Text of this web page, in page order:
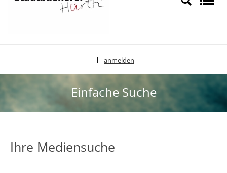
anmelden
Einfache Suche
Ihre Mediensuche